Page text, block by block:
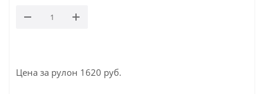
Цена за рулон 1620 руб.